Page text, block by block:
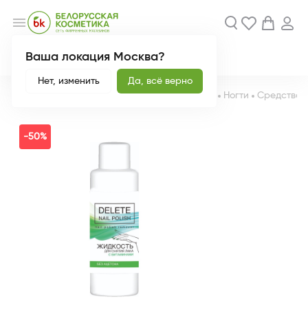
Ваша локация Москва?
Нет, изменить Да, всё верно
menu
Новинки Акции
Декоративная косметика Ногти Средства
-50%